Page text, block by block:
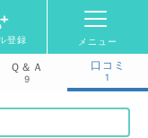
登録 メニュー
Ｑ＆Ａ
9
口コミ
1